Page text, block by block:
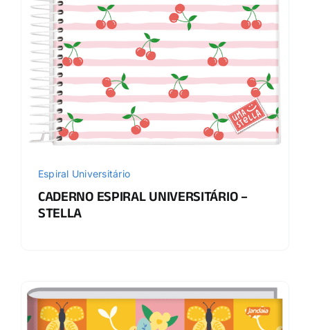
Espiral Universitário
CADERNO ESPIRAL UNIVERSITÁRIO –
STELLA